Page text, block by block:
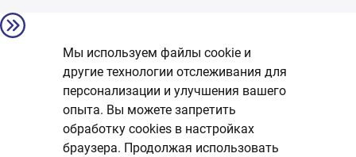
Мы используем файлы cookie и
другие технологии отслеживания для
персонализации и улучшения вашего
опыта. Вы можете запретить
обработку сookies в настройках
браузера. Продолжая использовать